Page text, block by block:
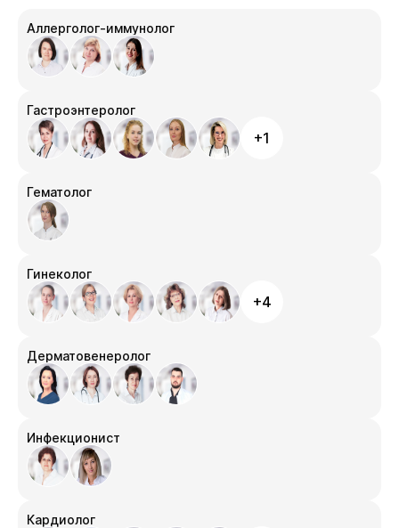
Аллерголог-иммунолог
Гастроэнтеролог
+1
Гематолог
Гинеколог
+4
Дерматовенеролог
Инфекционист
Кардиолог